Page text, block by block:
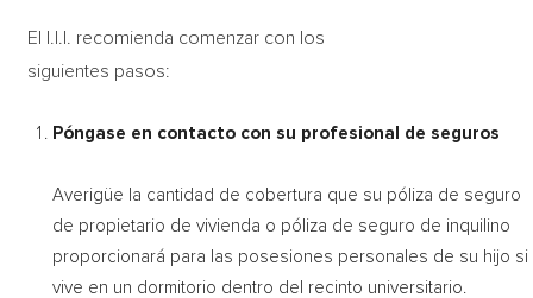
El I.I.I. recomienda comenzar con los
siguientes pasos:
Póngase en contacto con su profesional de seguros
Averigüe la cantidad de cobertura que su póliza de seguro
de propietario de vivienda o póliza de seguro de inquilino
proporcionará para las posesiones personales de su hijo si
vive en un dormitorio dentro del recinto universitario.